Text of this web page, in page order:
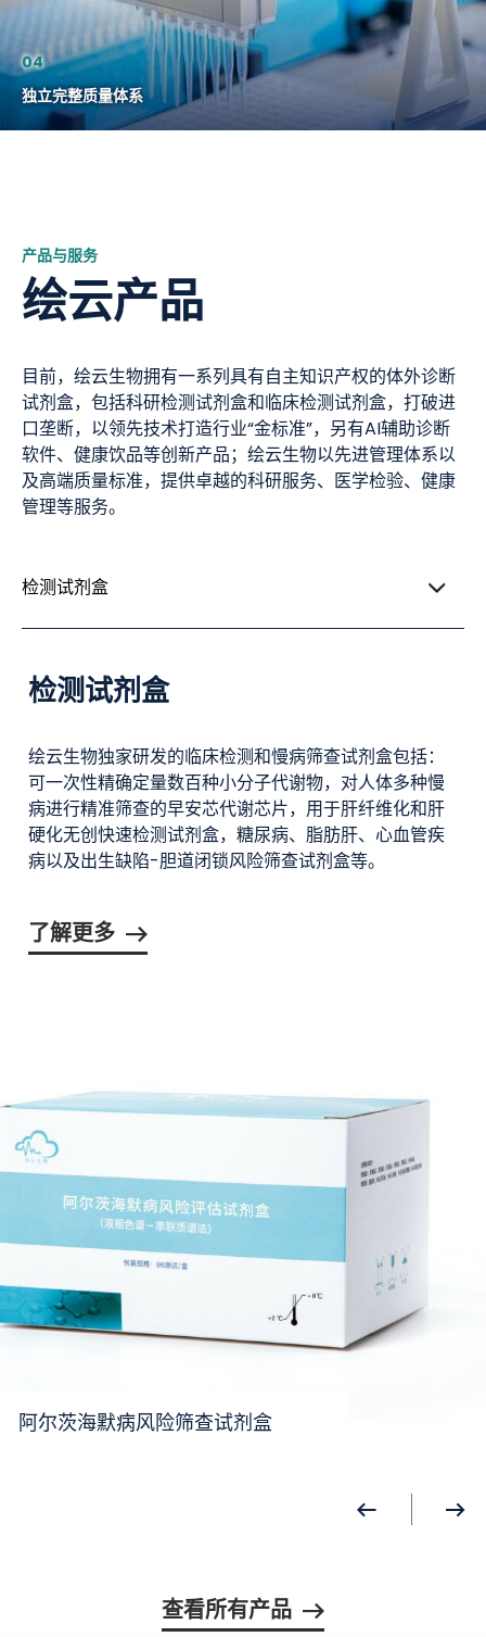
04
独立完整质量体系
产品与服务
绘云产品
目前，绘云生物拥有一系列具有自主知识产权的体外诊断
试剂盒，包括科研检测试剂盒和临床检测试剂盒，打破进
口垄断，以领先技术打造行业“金标准”，另有AI辅助诊断
软件、健康饮品等创新产品；绘云生物以先进管理体系以
及高端质量标准，提供卓越的科研服务、医学检验、健康
管理等服务。
检测试剂盒
检测试剂盒
绘云生物独家研发的临床检测和慢病筛查试剂盒包括：
可一次性精确定量数百种小分子代谢物，对人体多种慢
病进行精准筛查的早安芯代谢芯片，用于肝纤维化和肝
硬化无创快速检测试剂盒，糖尿病、脂肪肝、心血管疾
病以及出生缺陷-胆道闭锁风险筛查试剂盒等。
了解更多
阿尔茨海默病风险筛查试剂盒
查看所有产品